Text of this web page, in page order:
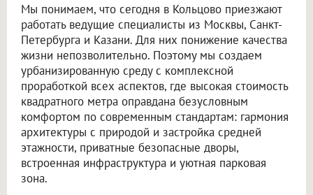
Мы понимаем, что сегодня в Кольцово приезжают
работать ведущие специалисты из Москвы, Санкт-
Петербурга и Казани. Для них понижение качества
жизни непозволительно. Поэтому мы создаем
урбанизированную среду с комплексной
проработкой всех аспектов, где высокая стоимость
квадратного метра оправдана безусловным
комфортом по современным стандартам: гармония
архитектуры с природой и застройка средней
этажности, приватные безопасные дворы,
встроенная инфраструктура и уютная парковая
зона.